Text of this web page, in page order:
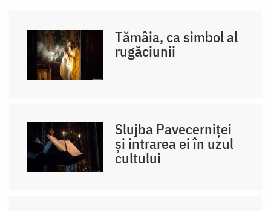
Tămâia, ca simbol al
rugăciunii
Slujba Pavecerniței
și intrarea ei în uzul
cultului